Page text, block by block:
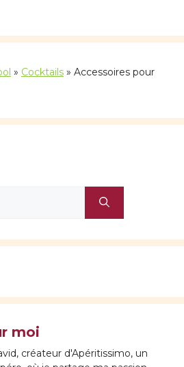
» Cocktails » Accessoires pour
moi
créateur d'Apéritissimo, un